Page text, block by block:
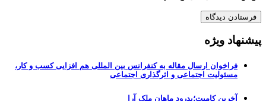
پیشنهاد ویژه
فراخوان ارسال مقاله به کنفرانس بین المللی هم افزایی کسب و کار،
مسئولیت اجتماعی و اثرگذاری اجتماعی
آخرین کامیت؛بدرود ماهان ملک آرا